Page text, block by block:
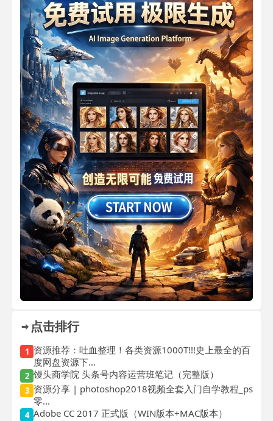
点击排行
1 资源推荐：吐血整理！各类资源1000T!!!史上最全的百
度网盘资源下...
2 馒头商学院 头条号内容运营班笔记（完整版）
3 资源分享 | photoshop2018视频全套入门自学教程_ps
零...
4 Adobe CC 2017 正式版（WIN版本+MAC版本）